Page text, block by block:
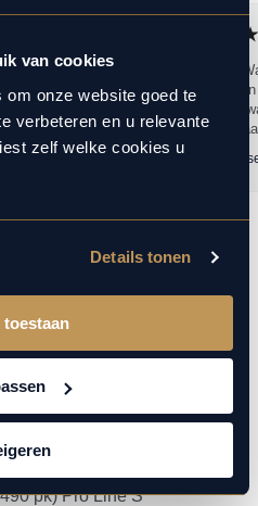
van cookies
onze website goed te
verbeteren en u relevante
zelf welke cookies u
Details tonen
toestaan
quick delivery
orientated
bought
Top bedrijf
- Service
dikke 10 -
dikke 10
Ramon
Audi Q8
uitgevoerde Audi Q8
pk) Pro Line S